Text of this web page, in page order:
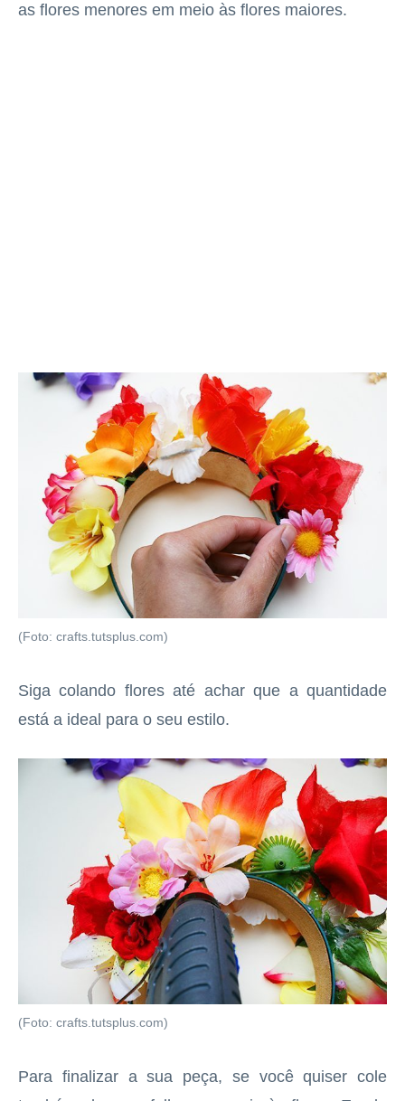
as flores menores em meio às flores maiores.
(Foto: crafts.tutsplus.com)
Siga colando flores até achar que a quantidade
está a ideal para o seu estilo.
(Foto: crafts.tutsplus.com)
Para finalizar a sua peça, se você quiser cole